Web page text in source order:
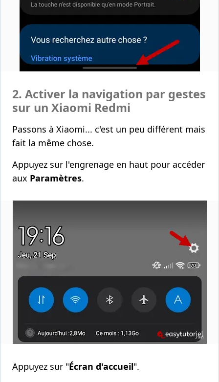
2. Activer la navigation par gestes
sur un Xiaomi Redmi
Passons à Xiaomi... c'est un peu différent mais
fait la même chose.
Appuyez sur l'engrenage en haut pour accéder
aux Paramètres.
Appuyez sur "Écran d'accueil".